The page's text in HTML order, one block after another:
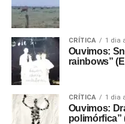
CRÍTICA 1 dia
Ouvimos:
rainbows”
CRÍTICA 1 dia
Ouvimos:
polimórfica”